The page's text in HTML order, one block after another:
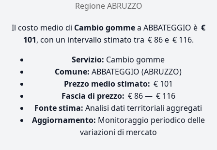
Regione ABRUZZO
Il costo medio di Cambio gommea ABBATEGGIO è €
101, con un intervallo stimato tra € 86 e € 116.
Servizio: Cambio gomme
Comune: ABBATEGGIO (ABRUZZO)
Prezzo medio stimato: € 101
Fascia di prezzo: € 86 — € 116
Fonte stima: Analisi dati territoriali aggregati
Aggiornamento: Monitoraggio periodico delle
variazioni di mercato